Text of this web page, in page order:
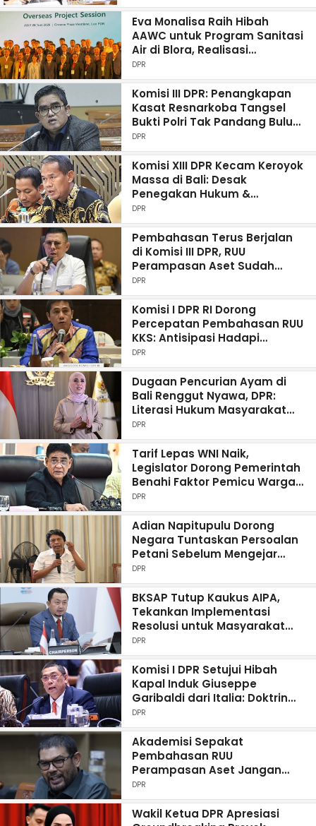
Eva Monalisa Raih Hibah
AAWC untuk Program Sanitasi
Air di Blora, Realisasi
Pembangunan Mulai 2028
DPR
Komisi III DPR: Penangkapan
Kasat Resnarkoba Tangsel
Bukti Polri Tak Pandang Bulu
Tegakkan Hukum
DPR
Komisi XIII DPR Kecam Keroyok
Massa di Bali: Desak
Penegakan Hukum &
Pendampingan Trauma Anak
Korban
DPR
Pembahasan Terus Berjalan
di Komisi III DPR, RUU
Perampasan Aset Sudah
Masuk Pembahasan Batang
Tubuh
DPR
Komisi I DPR RI Dorong
Percepatan Pembahasan RUU
KKS: Antisipasi Hadapi
Ancaman Siber Masa Depan
DPR
Dugaan Pencurian Ayam di
Bali Renggut Nyawa, DPR:
Literasi Hukum Masyarakat
Harus Ditingkatkan
DPR
Tarif Lepas WNI Naik,
Legislator Dorong Pemerintah
Benahi Faktor Pemicu Warga
Lepas Status WNI
DPR
Adian Napitupulu Dorong
Negara Tuntaskan Persoalan
Petani Sebelum Mengejar
Peningkatan Produksi
DPR
BKSAP Tutup Kaukus AIPA,
Tekankan Implementasi
Resolusi untuk Masyarakat
ASEAN
DPR
Komisi I DPR Setujui Hibah
Kapal Induk Giuseppe
Garibaldi dari Italia: Doktrin
Operasional Penting
DPR
Akademisi Sepakat
Pembahasan RUU
Perampasan Aset Jangan
Tergesa-gesa: Butuh Kehati-
hatian
DPR
Wakil Ketua DPR Apresiasi